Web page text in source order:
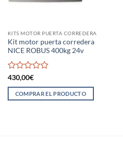
KITS MOTOR PUERTA CORREDERA
Kit motor puerta corredera
NICE ROBUS 400kg 24v
Valorado
con
de
430,00€
COMPRAR EL PRODUCTO